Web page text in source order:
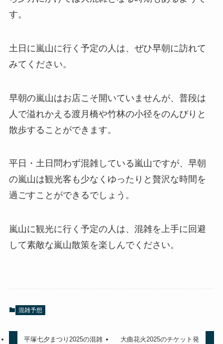
す。
土日に嵐山に行く予定の人は、ぜひ早朝に訪れて
みてください。
早朝の嵐山はお店こそ開いていませんが、普段は
人で溢れかえる渡月橋や竹林の小径をのんびりと
散歩することができます。
平日・土日問わず混雑している嵐山ですが、早朝
の嵐山は観光客も少なくゆったりと贅沢な時間を
過ごすことができるでしょう。
嵐山に観光に行く予定の人は、混雑を上手に回避
して素敵な嵐山散策を楽しんでください。
混雑予想
平塚七夕まつり2025の混雑
大曲花火2025のチケット発